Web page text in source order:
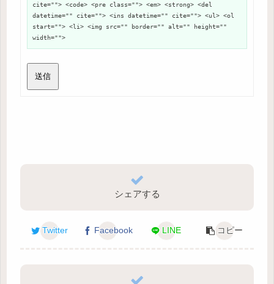
cite=""> <code> <pre class=""> <em> <strong> <del
datetime="" cite=""> <ins datetime="" cite=""> <ul> <ol
start=""> <li> <img src="" border="" alt="" height=""
width="">
送信
シェアする
Twitter Facebook LINE コピー